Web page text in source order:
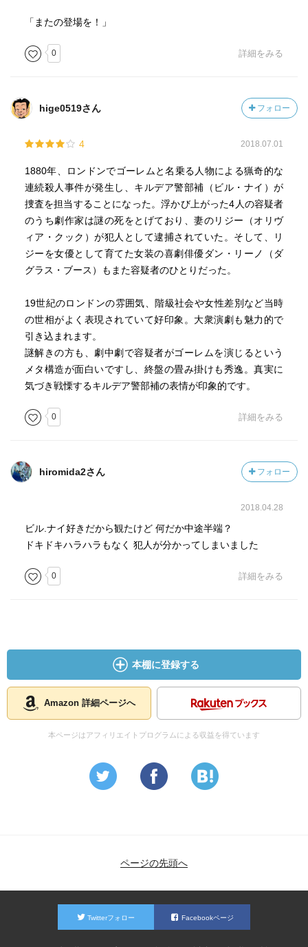
キルディア警部補はなんでリジーがゴーレムだって公表し
哀れな女性として扱いたかった？
でも本人はゴーレムだって知られたかったのに。殺人犯の
最後の最後までリジーに対して憐憫を感じていた様なので
女性として守りたかったのかもしれない。
男友達(なんとなく親密な雰囲気)と舞台を見にきていてそれ
からサッと目を逸らしたりして気を遣っていて繊細なだけ
で同性愛者ではなさそうだけどなぁ。原作だとどうなんだ
ろう？
とにかく殺人現場保全も全然できてないし、記者が我が物
顔で荒らすし、大衆の感情で刑が左右されるし、大変やな
ぁとも思うけど、他人の人生や不幸を見てニヤニヤすると
ころなんかは人間はずっと普遍なのかも。
る部下もいい感じだった。
「またの登場を！」
0 詳細をみる
hige0519さん フォロー
4 2018.07.01
1880年、ロンドンでゴーレムと名乗る人物による猟奇的な
連続殺人事件が発生し、キルデア警部補（ビル・ナイ）が
捜査を担当することになった。浮かび上がった4人の容疑者
のうち劇作家は謎の死をとげており、妻のリジー（オリヴ
ィア・クック）が犯人として逮捕されていた。そして、リ
ジーを女優として育てた女装の喜劇俳優ダン・リーノ（ダ
グラス・ブース）もまた容疑者のひとりだった。
19世紀のロンドンの雰囲気、階級社会や女性差別など当時
の世相がよく表現されていて好印象。大衆演劇も魅力的で
引き込まれます。
謎解きの方も、劇中劇で容疑者がゴーレムを演じるという
メタ構造が面白いですし、終盤の畳み掛けも秀逸。真実に
気づき戦慄するキルデア警部補の表情が印象的です。
0 詳細をみる
hiromida2さん フォロー
2018.04.28
ビル.ナイ好きだから観たけど 何だか中途半端？
ドキドキハラハラもなく 犯人が分かってしまいました
0 詳細をみる
本棚に登録する
Amazon 詳細ページへ
本ページはアフィリエイトプログラムによる収益を得ています
ページの先頭へ
Twitterフォロー Facebookページ